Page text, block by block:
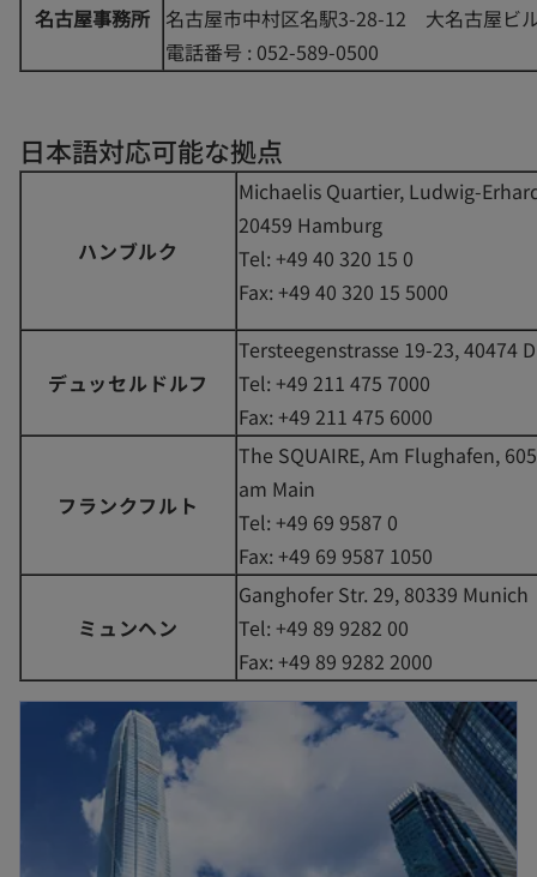
名古屋事務所
名古屋市中村区名駅3-28-12 大名古屋ビ
電話番号 : 052-589-0500
日本語対応可能な拠点
ハンブルク
Michaelis Quartier, Ludwig-
20459 Hamburg
Tel: +49 40 320 15 0
Fax: +49 40 320 15 5000
デュッセルドルフ
Tersteegenstrasse 19-23, 40474
Tel: +49 211 475 7000
Fax: +49 211 475 6000
フランクフルト
The SQUAIRE, Am Flughafen,
am Main
Tel: +49 69 9587 0
Fax: +49 69 9587 1050
ミュンヘン
Ganghofer Str. 29, 80339 Munich
Tel: +49 89 9282 00
Fax: +49 89 9282 2000